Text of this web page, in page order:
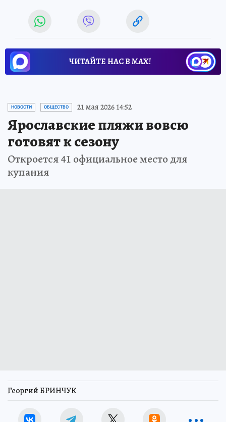
ЧИТАЙТЕ НАС В МАХ!
НОВОСТИ ОБЩЕСТВО 21 мая 2026 14:52
Ярославские пляжи вовсю
готовят к сезону
Откроется 41 официальное место для
купания
Георгий БРИНЧУК